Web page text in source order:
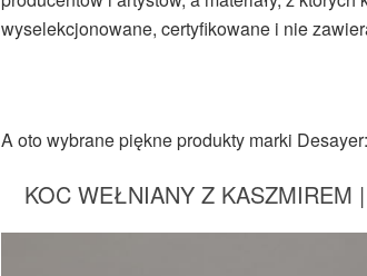
wyselekcjonowane, certyfikowane i nie
A oto wybrane piękne produkty marki Desayer:
KOC WEŁNIANY Z KASZMIREM